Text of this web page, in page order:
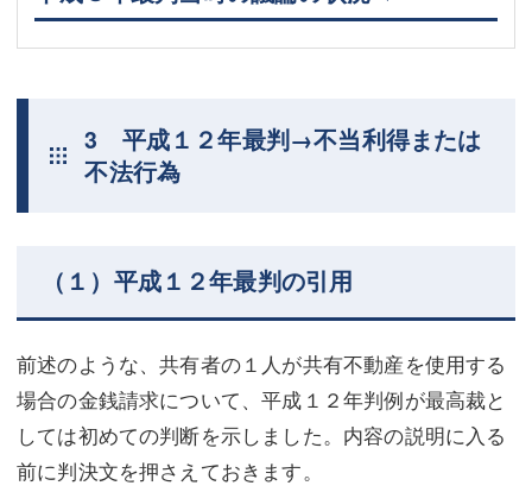
3 平成１２年最判→不当利得または
不法行為
（１）平成１２年最判の引用
前述のような、共有者の１人が共有不動産を使用する
場合の金銭請求について、平成１２年判例が最高裁と
しては初めての判断を示しました。内容の説明に入る
前に判決文を押さえておきます。